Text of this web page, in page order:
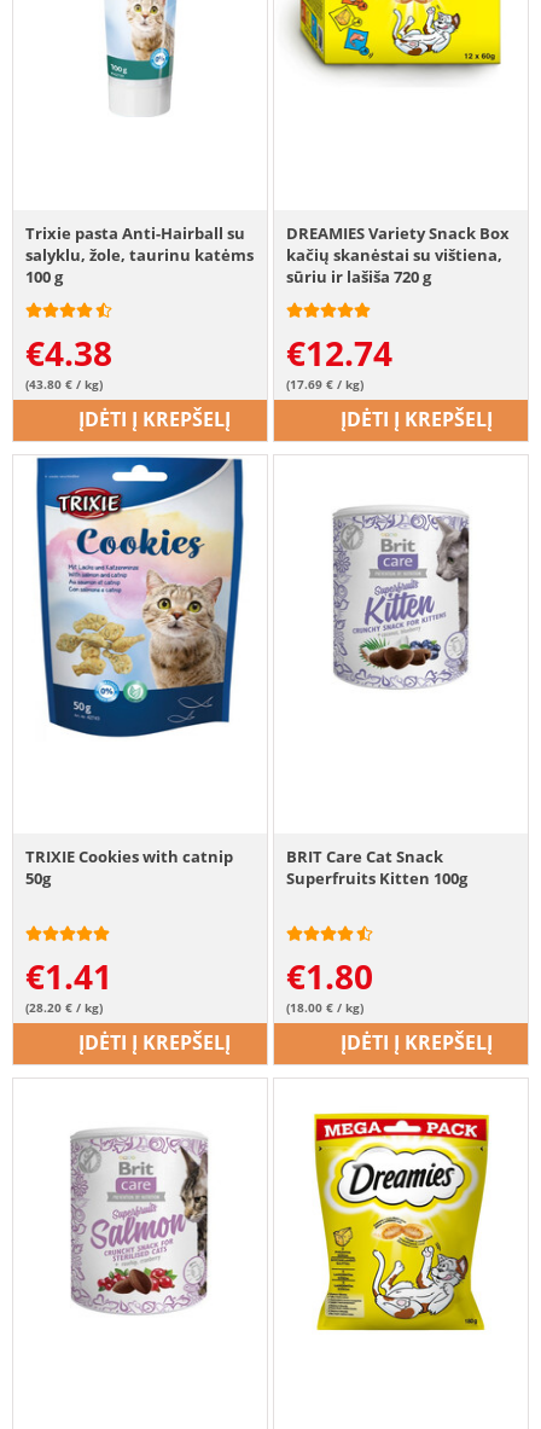
Trixie pasta Anti-Hairball su
salyklu, žole, taurinu katėms
100 g
€4.38
(43.80 € / kg)
ĮDĖTI Į KREPŠELĮ
DREAMIES Variety Snack Box
kačių skanėstai su vištiena,
sūriu ir lašiša 720 g
€12.74
(17.69 € / kg)
ĮDĖTI Į KREPŠELĮ
TRIXIE Cookies with catnip
50g
€1.41
(28.20 € / kg)
ĮDĖTI Į KREPŠELĮ
BRIT Care Cat Snack
Superfruits Kitten 100g
€1.80
(18.00 € / kg)
ĮDĖTI Į KREPŠELĮ